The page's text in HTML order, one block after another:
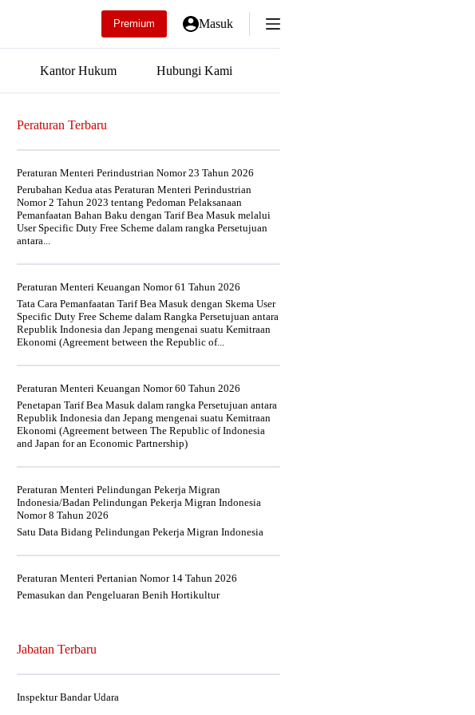
Premium Masuk
Kantor Hukum Hubungi Kami
Peraturan Terbaru
Peraturan Menteri Perindustrian Nomor 23 Tahun 2026
Perubahan Kedua atas Peraturan Menteri Perindustrian
Nomor 2 Tahun 2023 tentang Pedoman Pelaksanaan
Pemanfaatan Bahan Baku dengan Tarif Bea Masuk melalui
User Specific Duty Free Scheme dalam rangka Persetujuan
antara...
Peraturan Menteri Keuangan Nomor 61 Tahun 2026
Tata Cara Pemanfaatan Tarif Bea Masuk dengan Skema User
Specific Duty Free Scheme dalam Rangka Persetujuan antara
Republik Indonesia dan Jepang mengenai suatu Kemitraan
Ekonomi (Agreement between the Republic of...
Peraturan Menteri Keuangan Nomor 60 Tahun 2026
Penetapan Tarif Bea Masuk dalam rangka Persetujuan antara
Republik Indonesia dan Jepang mengenai suatu Kemitraan
Ekonomi (Agreement between The Republic of Indonesia
and Japan for an Economic Partnership)
Peraturan Menteri Pelindungan Pekerja Migran
Indonesia/Badan Pelindungan Pekerja Migran Indonesia
Nomor 8 Tahun 2026
Satu Data Bidang Pelindungan Pekerja Migran Indonesia
Peraturan Menteri Pertanian Nomor 14 Tahun 2026
Pemasukan dan Pengeluaran Benih Hortikultur
Jabatan Terbaru
Inspektur Bandar Udara